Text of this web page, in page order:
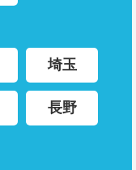
埼玉
長野